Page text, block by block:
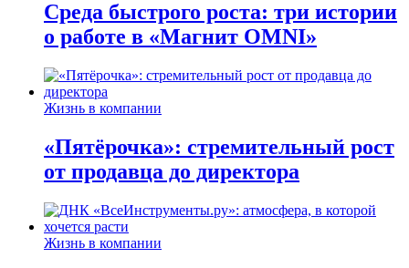
Среда быстрого роста: три истории
о работе в «Магнит OMNI»
Жизнь в компании
«Пятёрочка»: стремительный рост
от продавца до директора
Жизнь в компании